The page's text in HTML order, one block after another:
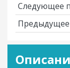
Следующее
Предыдущее